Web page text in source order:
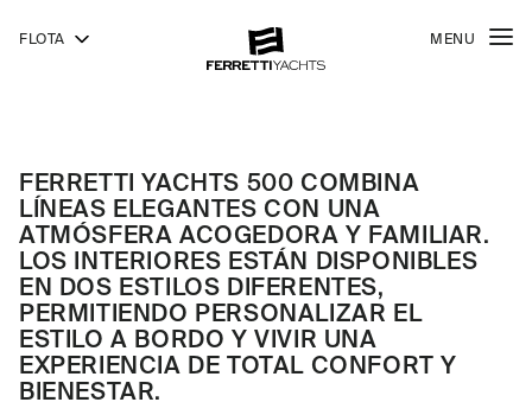
FLOTA MENU
YACHTS
FERRETTI YACHTS 500 COMBINA
LÍNEAS ELEGANTES CON UNA
ATMÓSFERA ACOGEDORA Y FAMILIAR.
LOS INTERIORES ESTÁN DISPONIBLES
EN DOS ESTILOS DIFERENTES,
PERMITIENDO PERSONALIZAR EL
ESTILO A BORDO Y VIVIR UNA
EXPERIENCIA DE TOTAL CONFORT Y
BIENESTAR.